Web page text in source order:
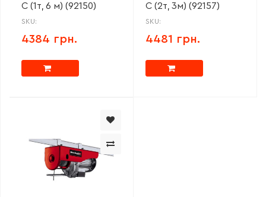
C (1т, 6 м) (92150)
SKU:
4384 грн.
C (2т, 3м) (92157)
SKU:
4481 грн.